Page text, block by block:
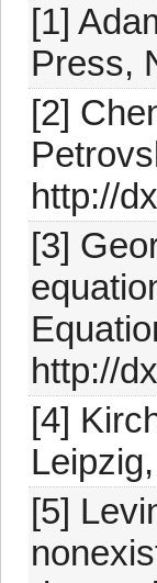
[1]
Press,
[2]
http://
[3]
http://
[4]
[5]